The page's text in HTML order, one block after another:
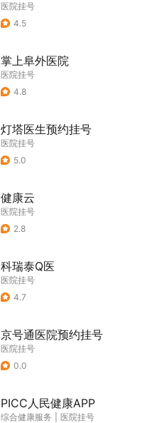
医院挂号
4.5
掌上阜外医院
医院挂号
4.8
灯塔医生预约挂号
医院挂号
5.0
健康云
医院挂号
2.8
科瑞泰Q医
医院挂号
4.7
京号通医院预约挂号
医院挂号
0.0
PICC人民健康APP
综合健康服务
医院挂号